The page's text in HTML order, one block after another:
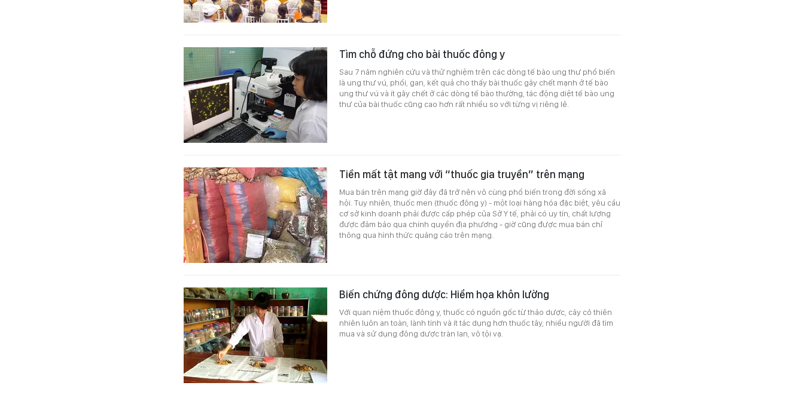
Tìm chỗ đứng cho bài thuốc đông y
Sau 7 năm nghiên cứu và thử nghiệm trên các dòng tế bào ung thư phổ biến
là ung thư vú, phổi, gan, kết quả cho thấy bài thuốc gây chết mạnh ở tế bào
ung thư vú và ít gây chết ở các dòng tế bào thường, tác động diệt tế bào ung
thư của bài thuốc cũng cao hơn rất nhiều so với từng vị riêng lẻ.
Tiền mất tật mang với “thuốc gia truyền” trên mạng
Mua bán trên mạng giờ đây đã trở nên vô cùng phổ biến trong đời sống xã
hội. Tuy nhiên, thuốc men (thuốc đông y) - một loại hàng hóa đặc biệt, yêu cầu
cơ sở kinh doanh phải được cấp phép của Sở Y tế, phải có uy tín, chất lượng
được đảm bảo qua chính quyền địa phương - giờ cũng được mua bán chỉ
thông qua hình thức quảng cáo trên mạng.
Biến chứng đông dược: Hiểm họa khôn lường
Với quan niệm thuốc đông y, thuốc có nguồn gốc từ thảo dược, cây cỏ thiên
nhiên luôn an toàn, lành tính và ít tác dụng hơn thuốc tây, nhiều người đã tìm
mua và sử dụng đông dược tràn lan, vô tội vạ.